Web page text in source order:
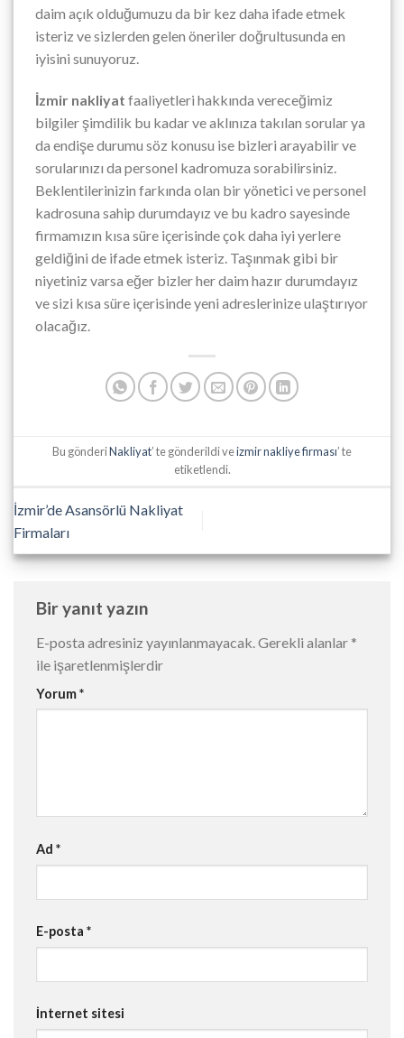
daim açık olduğumuzu da bir kez daha ifade etmek
isteriz ve sizlerden gelen öneriler doğrultusunda en
iyisini sunuyoruz.
İzmir nakliyat faaliyetleri hakkında vereceğimiz
bilgiler şimdilik bu kadar ve aklınıza takılan sorular ya
da endişe durumu söz konusu ise bizleri arayabilir ve
sorularınızı da personel kadromuza sorabilirsiniz.
Beklentilerinizin farkında olan bir yönetici ve personel
kadrosuna sahip durumdayız ve bu kadro sayesinde
firmamızın kısa süre içerisinde çok daha iyi yerlere
geldiğini de ifade etmek isteriz. Taşınmak gibi bir
niyetiniz varsa eğer bizler her daim hazır durumdayız
ve sizi kısa süre içerisinde yeni adreslerinize ulaştırıyor
olacağız.
Bu gönderiNakliyat’ te gönderildi veizmir nakliye firması’ te
etiketlendi.
İzmir’de Asansörlü Nakliyat
Firmaları
Bir yanıt yazın
E-posta adresiniz yayınlanmayacak. Gerekli alanlar *
ile işaretlenmişlerdir
Yorum*
Ad *
E-posta *
İnternet sitesi